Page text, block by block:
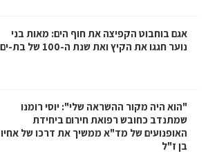
אגם בוחבוט הקפיצה את חוף הים: מאות בני
נוער חגגו את הקיץ ואת שנת ה-100 של בת-ים
"הוא היה מקור ההשראה שלי": יוסי רומנו
שמתנדב כחובש רפואת חירום ביחידת
האופנועים של מד"א ממשיך את דרכו של אחיו
בן ז"ל